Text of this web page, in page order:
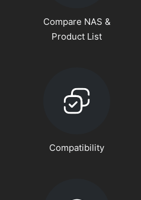
Compare NAS &
Product List
Compatibility